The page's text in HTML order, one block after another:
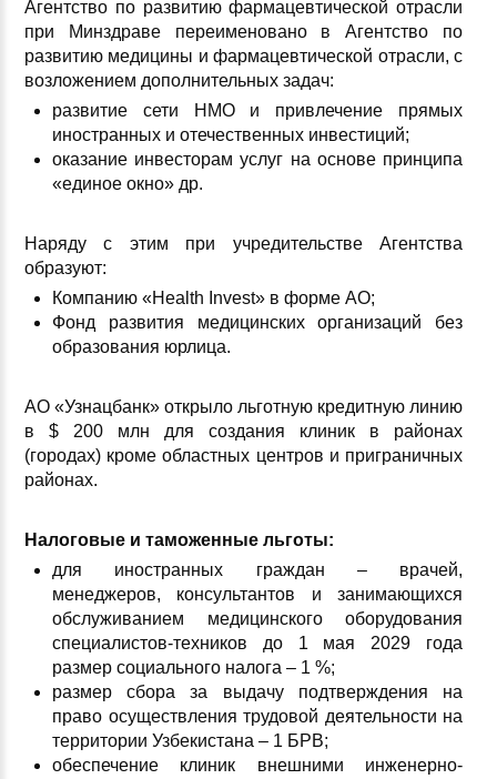
Агентство по развитию фармацевтической отрасли
при Минздраве переименовано в Агентство по
развитию медицины и фармацевтической отрасли, с
возложением дополнительных задач:
развитие сети НМО и привлечение прямых
иностранных и отечественных инвестиций;
оказание инвесторам услуг на основе принципа
«единое окно» др.
Наряду с этим при учредительстве Агентства
образуют:
Компанию «Health Invest» в форме АО;
Фонд развития медицинских организаций
без
образования юрлица.
АО «Узнацбанк» открыло льготную кредитную линию
в $ 200 млн для создания клиник в районах
(городах) кроме областных центров и приграничных
районах.
Налоговые и таможенные льготы:
для иностранных граждан – врачей,
менеджеров, консультантов и занимающихся
обслуживанием медицинского оборудования
специалистов-техников до 1 мая 2029 года
размер социального налога – 1 %;
размер сбора за выдачу подтверждения на
право осуществления трудовой деятельности на
территории Узбекистана – 1 БРВ;
обеспечение клиник внешними инженерно-